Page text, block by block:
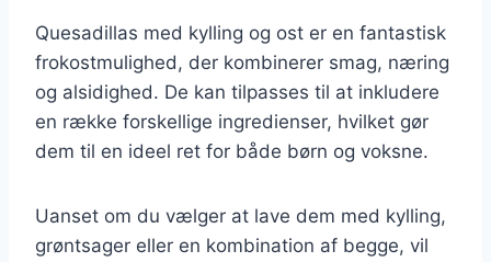
Quesadillas med kylling og ost er en fantastisk
frokostmulighed, der kombinerer smag, næring
og alsidighed. De kan tilpasses til at inkludere
en række forskellige ingredienser, hvilket gør
dem til en ideel ret for både børn og voksne.
Uanset om du vælger at lave dem med kylling,
grøntsager eller en kombination af begge, vil